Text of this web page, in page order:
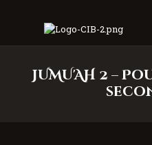
JUMU'AH 2 –
Centre